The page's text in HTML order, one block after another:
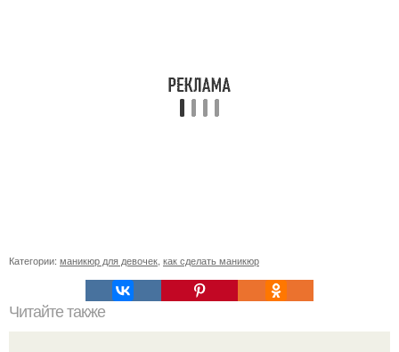
Категории: маникюр для девочек как сделать маникюр
Читайте также